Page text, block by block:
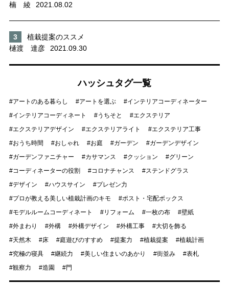
楠 綾
2021.08.02
植栽提案のススメ
樋渡 達彦
2021.09.30
ハッシュタグ一覧
アートのある暮らし アートを選ぶ
インテリアコーディネーター
インテリアコーディネート
うちそと
エクステリア
エクステリアデザイン
エクステリアライト
エクステリア工事
おうち時間
おしゃれ お庭 ガーデン
ガーデンデザイン
ガーデンファニチャー
カサマンス クッション
グリーン
コーディネーターの役割
コロナチャンス
ステンドグラス
デザイン
ハウスサイン
プレゼン力
プロが教える美しい植栽計画のキモ
ポスト・宅配ボックス
モデルルームコーディネート
リフォーム 一枚の布
壁紙
外まわり
外構 外構デザイン 外構工事
大切を飾る
天然木
床 庭遊びのすすめ 提案力 植栽提案
植栽計画
究極の寝具
継続力 美しい住まいのあかり 街並み
表札
観察力
造園 門